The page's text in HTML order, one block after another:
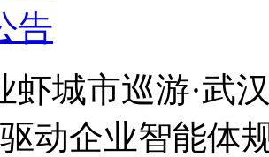
告
虾城市巡游·武
驱动企业智能体